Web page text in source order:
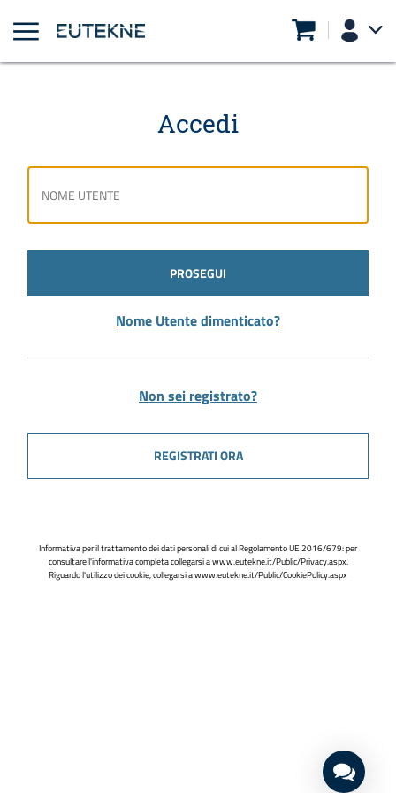
Accedi
PROSEGUI
Nome Utente dimenticato?
Non sei registrato?
REGISTRATI ORA
Informativa per il trattamento dei dati personali di cui al Regolamento UE 2016/679: per
consultare l'informativa completa collegarsi awww.eutekne.it/Public/Privacy.aspx.
Riguardo l'utilizzo dei cookie, collegarsi awww.eutekne.it/Public/CookiePolicy.aspx